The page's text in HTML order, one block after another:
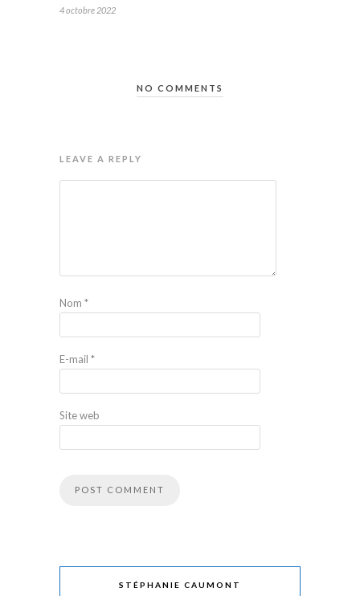
4 octobre 2022
NO COMMENTS
LEAVE A REPLY
Nom *
E-mail *
Site web
STÉPHANIE CAUMONT